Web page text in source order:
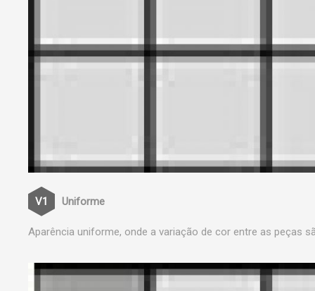
Uniforme
Aparência uniforme, onde a variação de cor entre as peças